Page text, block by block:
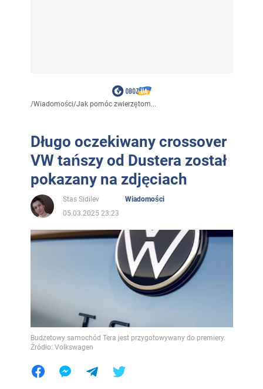
/Wiadomości/Jak pomóc zwierzętom...
Długo oczekiwany crossover
VW tańszy od Dustera został
pokazany na zdjęciach
Stas Sidilev
Wiadomości
05.03.2025 23:23
Budżetowy samochód Tera jest przygotowywany do premiery.
Źródło: Volkswagen